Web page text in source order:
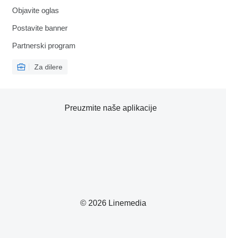
Objavite oglas
Postavite banner
Partnerski program
Za dilere
© 2026 Linemedia
Preuzmite naše aplikacije